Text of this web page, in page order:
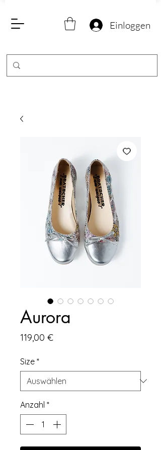
Einloggen
Aurora
119,00 €Preis
Size *
Anzahl *